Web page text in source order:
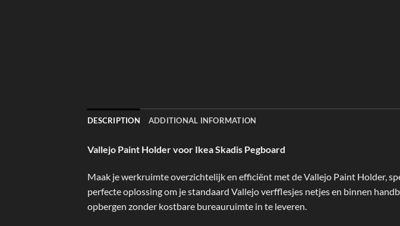
DESCRIPTION ADDITIONAL INFORMATION
Vallejo Paint Holder voor Ikea Skadis Pegboard
Maak je werkruimte overzichtelijk en efficiënt met de Vallejo Paint Holder,
perfecte oplossing om je standaard Vallejo verfflesjes netjes en binnen
opbergen zonder kostbare bureauruimte in te leveren.